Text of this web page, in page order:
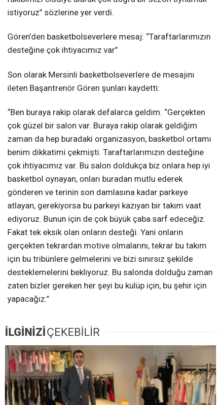
istiyoruz” sözlerine yer verdi.
Gören’den basketbolseverlere mesaj: “Taraftarlarımızın
desteğine çok ihtiyacımız var”
Son olarak Mersinli basketbolseverlere de mesajını
ileten Başantrenör Gören şunları kaydetti:
“Ben buraya rakip olarak defalarca geldim. “Gerçekten
çok güzel bir salon var. Buraya rakip olarak geldiğim
zaman da hep buradaki organizasyon, basketbol ortamı
benim dikkatimi çekmişti. Taraftarlarımızın desteğine
çok ihtiyacımız var. Bu salon doldukça biz onlara hep iyi
basketbol oynayan, onları buradan mutlu ederek
gönderen ve terinin son damlasına kadar parkeye
atlayan, gerekiyorsa bu parkeyi kazıyan bir takım vaat
ediyoruz. Bunun için de çok büyük çaba sarf edeceğiz.
Fakat tek eksik olan onların desteği. Yani onların
gerçekten tekrardan motive olmalarını, tekrar bu takım
için bu tribünlere gelmelerini ve bizi sınırsız şekilde
desteklemelerini bekliyoruz. Bu salonda dolduğu zaman
zaten bizler gereken her şeyi bu kulüp için, bu şehir için
yapacağız.”
İLGİNİZİÇEKEBİLİR